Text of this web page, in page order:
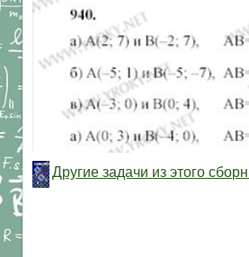
Другие задачи из этого